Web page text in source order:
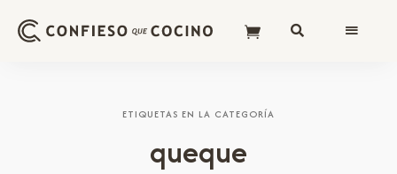
ETIQUETAS EN LA CATEGORÍA
queque